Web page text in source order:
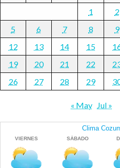
1
2
5
6 7 8 9
12
13 14 15
19
20 21 22
26
27 28 29
« May Jul »